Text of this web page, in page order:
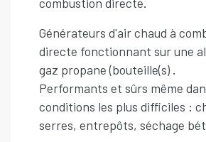
Générateurs d'air chaud à
directe fonctionnant sur une
gaz propane (bouteille(s) .
Performants et sûrs même
conditions les plus difficiles :
serres, entrepôts, séchage